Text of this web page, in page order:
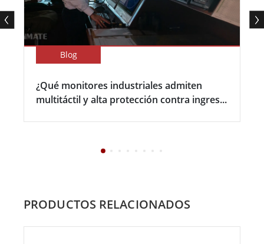
Blog
¿Qué monitores industriales admiten
multitáctil y alta protección contra ingres...
PRODUCTOS RELACIONADOS